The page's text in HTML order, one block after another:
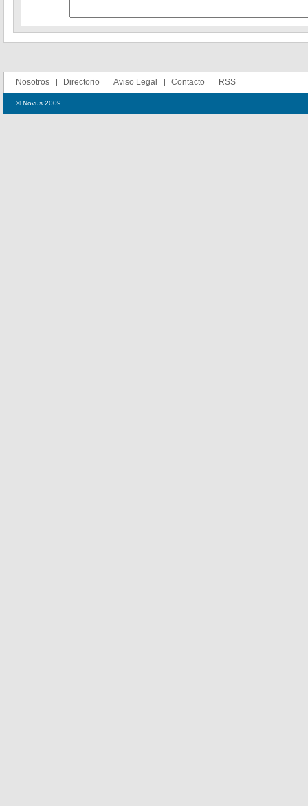
Nosotros Directorio Aviso Legal Contacto RSS
© Novus 2009